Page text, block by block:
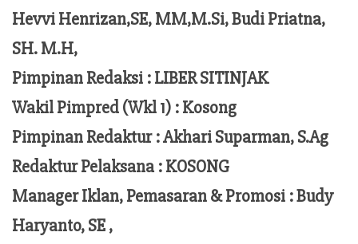
Hevvi Henrizan,SE, MM,M.Si,Budi Priatna,
SH. M.H,
Pimpinan Redaksi :LIBER SITINJAK
Wakil Pimpred (Wkl 1) : Kosong
Pimpinan Redaktur :Akhari Suparman, S.Ag
Redaktur Pelaksana :KOSONG
Manager Iklan, Pemasaran & Promosi :Budy
Haryanto, SE ,